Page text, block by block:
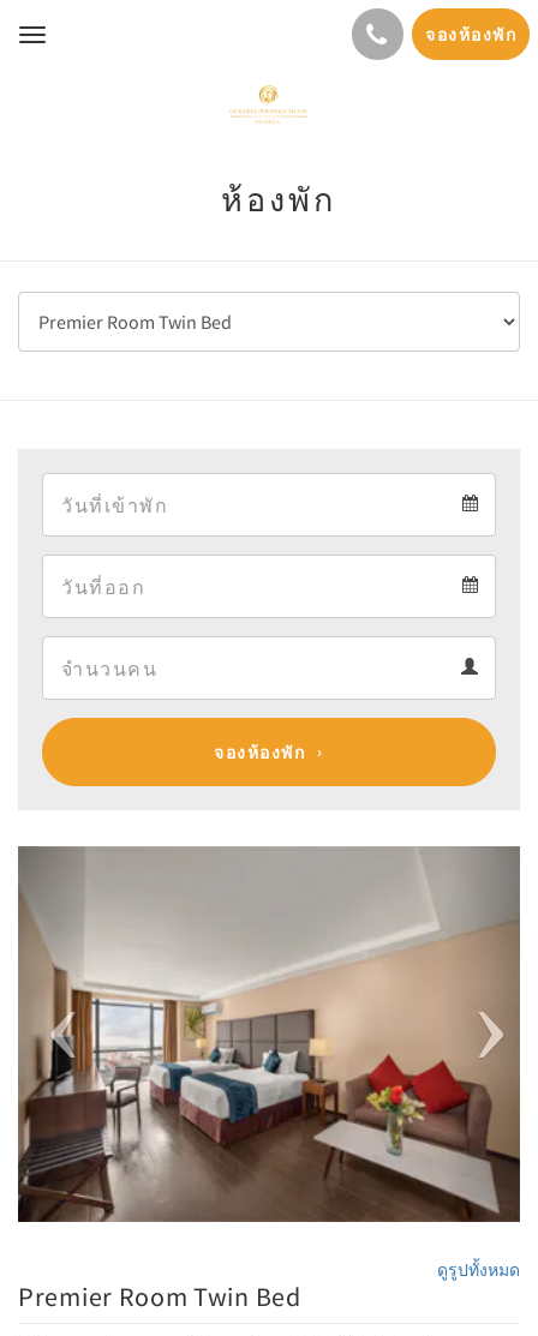
Toggle
จองห้องพัก
ห้องพัก
จองห้องพัก
ดูรูปทั้งหมด
Premier Room Twin Bed